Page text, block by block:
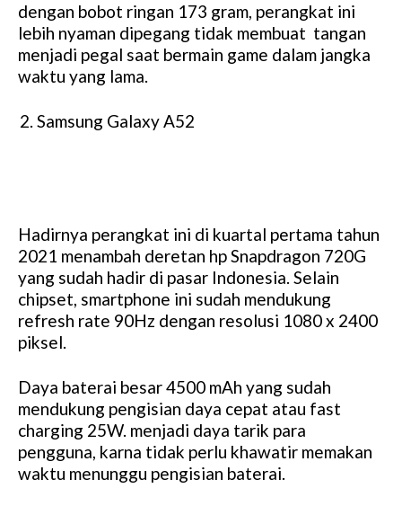
dengan bobot ringan 173 gram, perangkat ini
lebih nyaman dipegang tidak membuat tangan
menjadi pegal saat bermain game dalam jangka
waktu yang lama.
Samsung Galaxy A52
Hadirnya perangkat ini di kuartal pertama tahun
2021 menambah deretan hp Snapdragon 720G
yang sudah hadir di pasar Indonesia. Selain
chipset, smartphone ini sudah mendukung
refresh rate 90Hz dengan resolusi 1080 x 2400
piksel.
Daya baterai besar 4500 mAh yang sudah
mendukung pengisian daya cepat atau fast
charging 25W. menjadi daya tarik para
pengguna, karna tidak perlu khawatir memakan
waktu menunggu pengisian baterai.